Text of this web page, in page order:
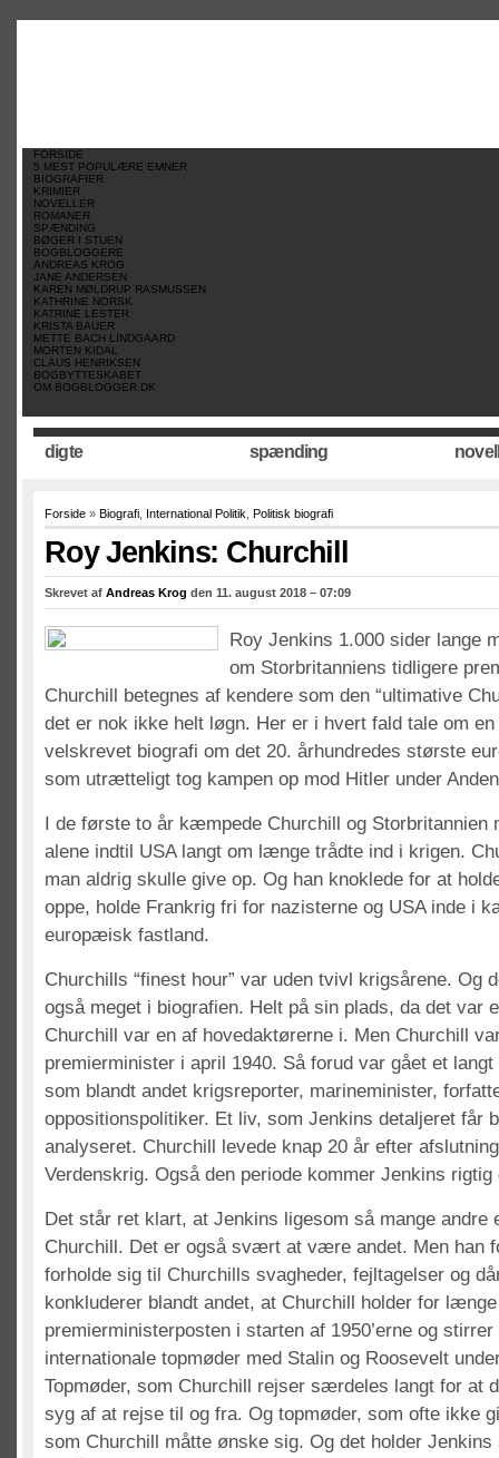
FORSIDE
5 MEST POPULÆRE EMNER
BIOGRAFIER
KRIMIER
NOVELLER
ROMANER
SPÆNDING
BØGER I STUEN
BOGBLOGGERE
ANDREAS KROG
JANE ANDERSEN
KAREN MØLDRUP RASMUSSEN
KATHRINE NORSK
KATRINE LESTER
KRISTA BAUER
METTE BACH LINDGAARD
MORTEN KIDAL
CLAUS HENRIKSEN
BOGBYTTESKABET
OM BOGBLOGGER.DK
digte spænding
Forside » Biografi International Politik Politisk biografi
Roy Jenkins: Churchill
Skrevet af Andreas Krog den 11. august 2018 – 07:09
Roy Jenkins 1.000 sider lange
om Storbritanniens tidligere
Churchill betegnes af kendere som den “ultimative
det er nok ikke helt løgn. Her er i hvert fald tale om en
velskrevet biografi om det 20. århundredes største
som utrætteligt tog kampen op mod Hitler under
I de første to år kæmpede Churchill og Storbritannien
alene indtil USA langt om længe trådte ind i krigen.
man aldrig skulle give op. Og han knoklede for at
oppe, holde Frankrig fri for nazisterne og USA inde i
europæisk fastland.
Churchills “finest hour” var uden tvivl krigsårene. Og
også meget i biografien. Helt på sin plads, da det var
Churchill var en af hovedaktørerne i. Men Churchill
premierminister i april 1940. Så forud var gået et
som blandt andet krigsreporter, marineminister,
oppositionspolitiker. Et liv, som Jenkins detaljeret får
analyseret. Churchill levede knap 20 år efter
Verdenskrig. Også den periode kommer Jenkins rigtig
Det står ret klart, at Jenkins ligesom så mange andre
Churchill. Det er også svært at være andet. Men han
forholde sig til Churchills svagheder, fejltagelser og
konkluderer blandt andet, at Churchill holder for
premierministerposten i starten af 1950’erne og
internationale topmøder med Stalin og Roosevelt
Topmøder, som Churchill rejser særdeles langt for at
syg af at rejse til og fra. Og topmøder, som ofte ikke
som Churchill måtte ønske sig. Og det holder